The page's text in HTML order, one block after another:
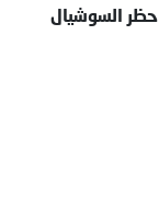
حظر السوشيال